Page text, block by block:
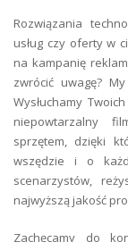
Rozwiązania
usług czy oferty w
na kampanię
zwrócić uwagę?
Wysłuchamy
niepowtarzalny
sprzętem, dzięki
wszędzie i o
scenarzystów,
najwyższą jakość
Zachęcamy do